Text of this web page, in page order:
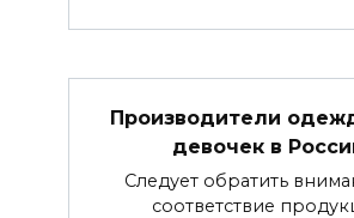
Производители
девочек в
Следует обратить
соответствие